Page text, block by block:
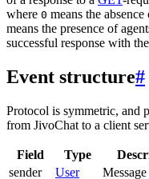
where 0 means the
means the presence of
successful response with
Event structure#
Protocol is symmetric, and
from JivoChat to a client
Field Type
sender
User